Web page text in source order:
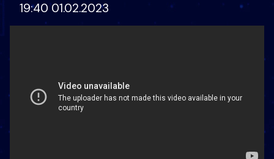
19:40 01.02.2023